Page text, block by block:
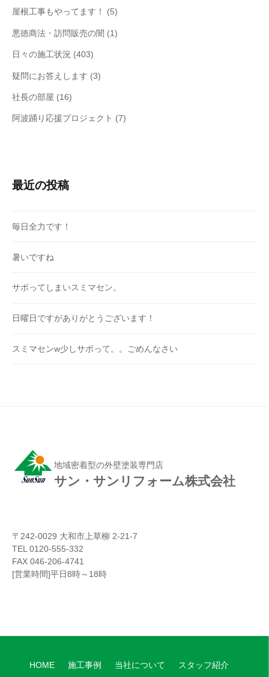
屋根工事もやってます！ (5)
悪徳商法・訪問販売の闇 (1)
日々の施工状況 (403)
疑問にお答えします (3)
社長の部屋 (16)
阿波踊り応援プロジェクト (7)
最近の投稿
毎日全力です！
暑いですね
サボってしまいスミマセン。
日曜日ですがありがとうございます！
スミマセンw少しサボって。。ごめんなさい
地域密着型の外壁塗装専門店
サン・サンリフォーム株式会社
〒242-0029 大和市上草柳 2-21-7
TEL 0120-555-332
FAX 046-206-4741
[営業時間]平日8時～18時
HOME 施工事例 当社について スタッフ紹介